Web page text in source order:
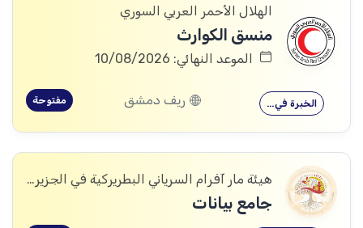
الهلال الأحمر العربي السوري
منسق الكوارث
الموعد النهائي: 10/08/2026
الخبرة في… ريف دمشق مفتوحة
هيئة مار آفرام السرياني البطريركية في الجزيرة والفرات
جامع بيانات